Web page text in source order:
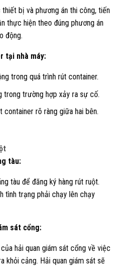
bị và phương án thi công, tiến
thực hiện theo đúng phương án
động.
tại nhà máy:
trong quá trình rút container.
trong trường hợp xảy ra sự cố.
rõ ràng giữa hai bên.
tàu:
tàu để đăng ký hàng rút ruột.
tình trạng phải chạy lên chạy
sát cổng:
hải quan giám sát cổng về việc
khỏi cảng. Hải quan giám sát sẽ